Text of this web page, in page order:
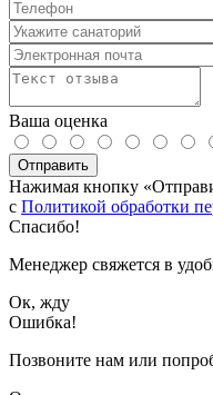
Ваша оценка
Отправить
Нажимая кнопку
с Политикой обработки
Спасибо!
Менеджер свяжется в
Ок, жду
Ошибка!
Позвоните нам или